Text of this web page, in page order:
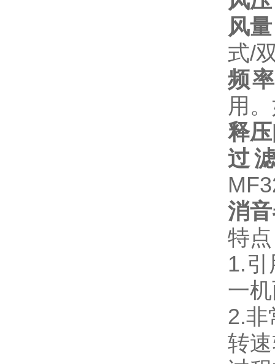
风
式/
频
用
释
过
消
特
1.
一
2.非
转